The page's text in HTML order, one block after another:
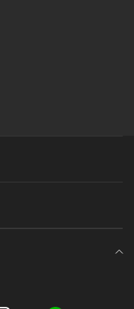
干異なる場合がございま